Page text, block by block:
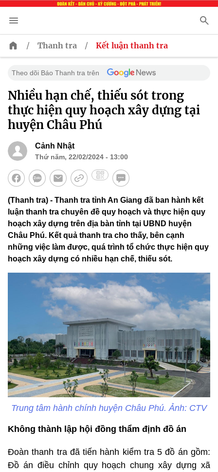
/ Thanh tra / Kết luận thanh tra
Theo dõi Báo Thanh tra trên
Nhiều hạn chế, thiếu sót trong
thực hiện quy hoạch xây dựng tại
huyện Châu Phú
Cảnh Nhật
Thứ năm, 22/02/2024 - 13:00
(Thanh tra) - Thanh tra tỉnh An Giang đã ban hành kết
luận thanh tra chuyên đề quy hoạch và thực hiện quy
hoạch xây dựng trên địa bàn tỉnh tại UBND huyện
Châu Phú. Kết quả thanh tra cho thấy, bên cạnh
những việc làm được, quá trình tổ chức thực hiện quy
hoạch xây dựng có nhiều hạn chế, thiếu sót.
Trung tâm hành chính huyện Châu Phú. Ảnh: CTV
Không thành lập hội đồng thẩm định đồ án
Đoàn thanh tra đã tiến hành kiểm tra 5 đồ án gồm:
Đồ án điều chỉnh quy hoạch chung xây dựng xã